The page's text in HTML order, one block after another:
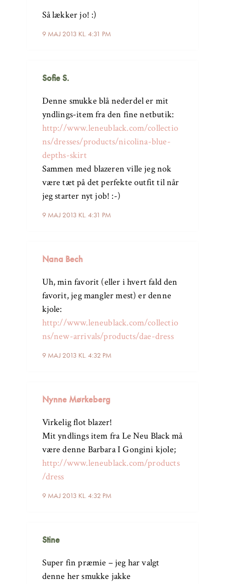
9 MAJ 2013 KL. 4:31 PM
Så lækker jo! :)
Sofie S.
9 MAJ 2013 KL. 4:31 PM
Denne smukke blå nederdel er mit
yndlings-item fra den fine netbutik:
http://www.leneublack.com/collectio
ns/dresses/products/nicolina-blue-
depths-skirt
Sammen med blazeren ville jeg nok
være tæt på det perfekte outfit til når
jeg starter nyt job! :-)
Nana Bech
9 MAJ 2013 KL. 4:32 PM
Uh, min favorit (eller i hvert fald den
favorit, jeg mangler mest) er denne
kjole:
http://www.leneublack.com/collectio
ns/new-arrivals/products/dae-dress
Nynne Mørkeberg
9 MAJ 2013 KL. 4:32 PM
Virkelig flot blazer!
Mit yndlings item fra Le Neu Black må
være denne Barbara I Gongini kjole;
http://www.leneublack.com/products
/dress
Stine
Super fin præmie – jeg har valgt
denne her smukke jakke